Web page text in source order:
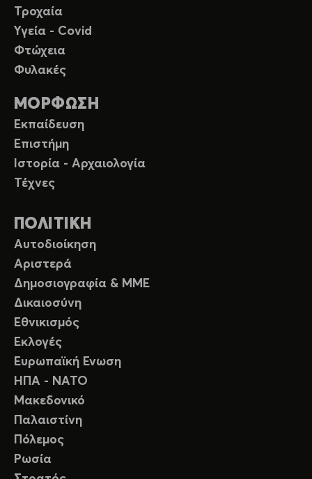
Τροχαία
Υγεία - Covid
Φτώχεια
Φυλακές
ΜΟΡΦΩΣΗ
Εκπαίδευση
Επιστήμη
Ιστορία - Αρχαιολογία
Τέχνες
ΠΟΛΙΤΙΚΗ
Αυτοδιοίκηση
Αριστερά
Δημοσιογραφία & ΜΜΕ
Δικαιοσύνη
Εθνικισμός
Εκλογές
Ευρωπαϊκή Ενωση
ΗΠΑ - ΝΑΤΟ
Μακεδονικό
Παλαιστίνη
Πόλεμος
Ρωσία